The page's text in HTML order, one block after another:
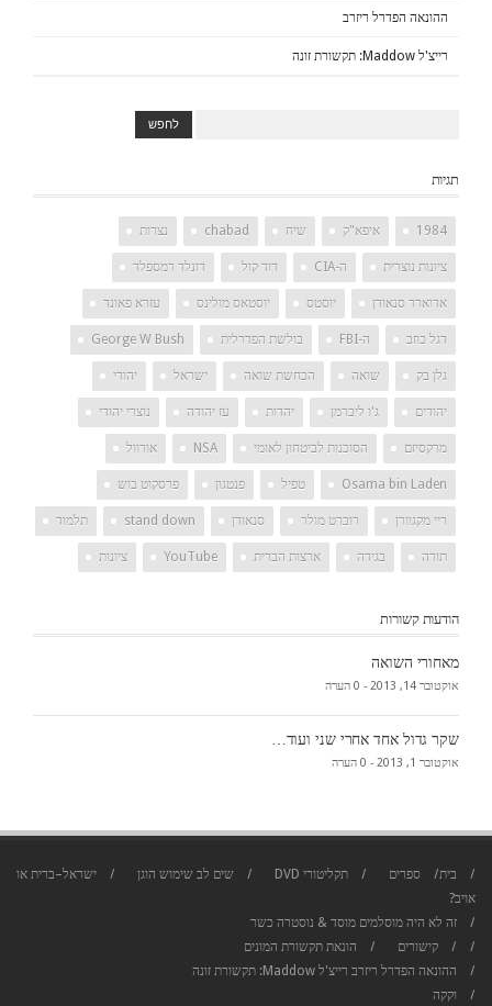
ההונאה הפדרל ריזרב
רייצ'ל Maddow: תקשורת זונה
תגיות
1984 איפא"ק שיח chabad נצרות
ציונות נוצרית ה-CIA דוד קול דונלד רמספלד
אדוארד סנאודן יוסטס יוסטאס מולינס עזרא פאונד
דגל כוזב ה-FBI בולשת הפדרלית George W Bush
גלן בק שואה הכחשת שואה ישראל יהודי
יהודים ג'ו ליברמן יהדות עז יהודה נוצרי יהודי
מרקסיזם הסוכנות לביטחון לאומי NSA אורוול
Osama bin Laden טפיל פנטגון פרסקוט בוש
ריי מקגוורן רוברט מולר סנאודן stand down תלמוד
תורה בגידה ארצות הברית YouTube ציונות
הודעות קשורות
מאחורי השואה
אוקטובר 14, 2013 - 0 הערה
שקר גדול אחד אחרי שני ועוד…
אוקטובר 1, 2013 - 0 הערה
בית ספרים תקליטורי DVD שים לב שימוש הוגן
ישראל–ברית או
אויב?
זה לא היה מוסלמים מוסד & נוסטרה כשר
קישורים
הונאת תקשורת המונים
ההונאה הפדרל ריזרב רייצ'ל Maddow: תקשורת זונה
וקקה